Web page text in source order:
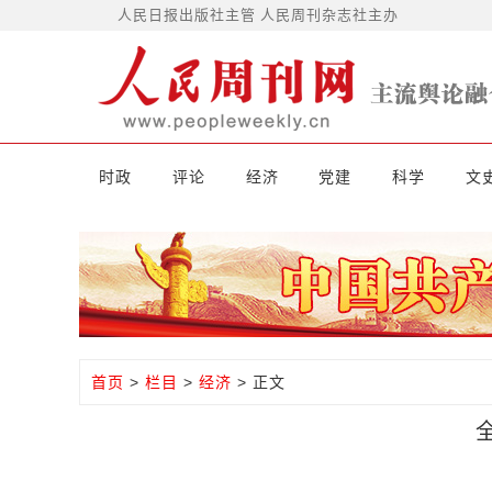
人民日报出版社主管 人民周刊杂志社主办
时政 评论 经济 党建 科学 文
首页 > 栏目 > 经济 > 正文